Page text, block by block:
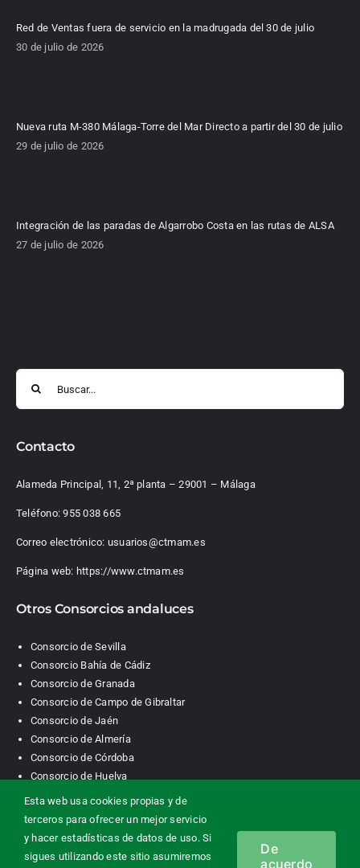
Red de Ventas fuera de servicio en la madrugada del 30 de julio
30 de julio de 2026
Nueva ruta M-380 Málaga-Torre del Mar Directo a partir del 30 de julio
29 de julio de 2026
Integración de las paradas de Algarrobo Costa en las rutas de ALSA
27 de julio de 2026
Contacto
Alameda Principal, 11, 2ª planta – 29001 – Málaga
Teléfono:955 038 665
Correo electrónico: usuarios@ctmam.es
Página web: https://www.ctmam.es
Otros Consorcios andaluces
Consorcio de Sevilla
Consorcio Bahía de Cádiz
Consorcio de Granada
Consorcio de Campo de Gibraltar
Consorcio de Jaén
Consorcio de Almería
Consorcio de Córdoba
Consorcio de Huelva
Consorcio de Transporte Metropolitano. Área de Málaga |
Contacto| Información legal Política de privacidad|
Esta web usa cookies propias y de
terceros para ofrecer un mejor servicio
y hacer estadísticas de datos de uso. Si
sigues utilizando este sitio asumiremos
De
acuerdo